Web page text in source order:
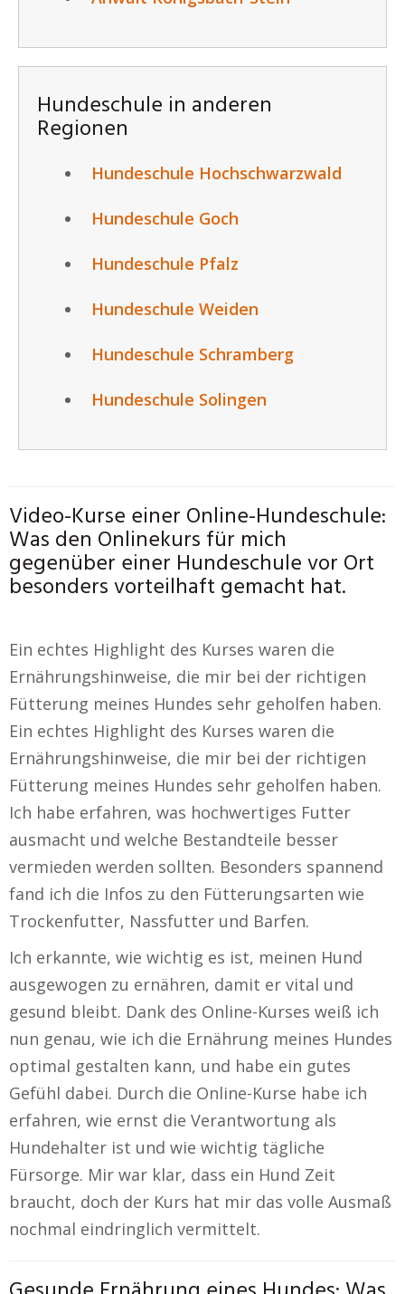
Hundeschule in anderen
Regionen
Hundeschule Hochschwarzwald
Hundeschule Goch
Hundeschule Pfalz
Hundeschule Weiden
Hundeschule Schramberg
Hundeschule Solingen
Video-Kurse einer Online-Hundeschule:
Was den Onlinekurs für mich
gegenüber einer Hundeschule vor Ort
besonders vorteilhaft gemacht hat.
Ein echtes Highlight des Kurses waren die
Ernährungshinweise, die mir bei der richtigen
Fütterung meines Hundes sehr geholfen haben.
Ein echtes Highlight des Kurses waren die
Ernährungshinweise, die mir bei der richtigen
Fütterung meines Hundes sehr geholfen haben.
Ich habe erfahren, was hochwertiges Futter
ausmacht und welche Bestandteile besser
vermieden werden sollten. Besonders spannend
fand ich die Infos zu den Fütterungsarten wie
Trockenfutter, Nassfutter und Barfen.
Ich erkannte, wie wichtig es ist, meinen Hund
ausgewogen zu ernähren, damit er vital und
gesund bleibt. Dank des Online-Kurses weiß ich
nun genau, wie ich die Ernährung meines Hundes
optimal gestalten kann, und habe ein gutes
Gefühl dabei. Durch die Online-Kurse habe ich
erfahren, wie ernst die Verantwortung als
Hundehalter ist und wie wichtig tägliche
Fürsorge. Mir war klar, dass ein Hund Zeit
braucht, doch der Kurs hat mir das volle Ausmaß
nochmal eindringlich vermittelt.